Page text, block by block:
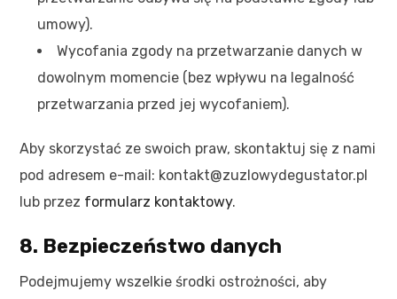
umowy).
Wycofania zgody na przetwarzanie danych w
dowolnym momencie (bez wpływu na legalność
przetwarzania przed jej wycofaniem).
Aby skorzystać ze swoich praw, skontaktuj się z nami
pod adresem e-mail: kontakt@zuzlowydegustator.pl
lub przez formularz kontaktowy.
8. Bezpieczeństwo danych
Podejmujemy wszelkie środki ostrożności, aby